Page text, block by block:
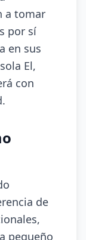
a tomar
por sí
en sus
El,
con
de
pequeño